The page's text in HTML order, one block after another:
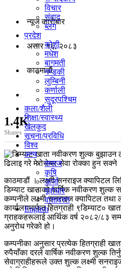
विचार
संवाद
ब्लग
प्रदेश
कोशी
मधेश
बागमती
गण्डकी
लुम्बिनी
कर्णाली
सुदूरपश्चिम
कला/शैली
शिक्षा/स्वास्थ्य
खेलकुद
सूचना/प्रविधि
विश्व
अन्य
समाज
कृषि
ऊर्जा
पूर्वाधार
वातावरण
English
न्यूज काराेबार
असार १६, २०८३
काठमाडाैं
1.4K
Shares
काठमाडौं । लक्ष्मी सनराइज क्यापिटल
डिम्याट खाताको वार्षिक नवीकरण शुल्क
कम्पनीले लक्ष्मी सनराइज क्यापिटल तथा
कार्यालयमार्फत हितग्राही ९डिम्याट०
ग्राहकहरूलाई आर्थिक वर्ष २०८२/८३
अनुरोध गरेको हो।
कम्पनीका अनुसार प्रत्येक हितग्राही
रुपैयाँका दरले वार्षिक नवीकरण शुल्क
सेवाग्राहीहरूले उक्त शुल्क लक्ष्मी